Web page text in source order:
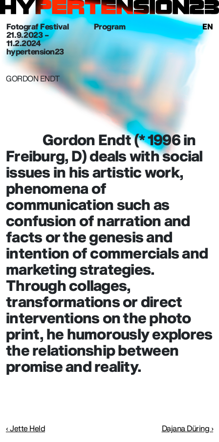
Fotograf Festival
21. 9. 2023 –
11.2.2024
hypertension23
Program EN
GORDON ENDT
Gordon Endt (* 1996 in
Freiburg, D) deals with social
issues in his artistic work,
phenomena of
communication such as
confusion of narration and
facts or the genesis and
intention of commercials and
marketing strategies.
Through collages,
transformations or direct
interventions on the photo
print, he humorously explores
the relationship between
promise and reality.
‹ Jette Held Dajana Düring ›